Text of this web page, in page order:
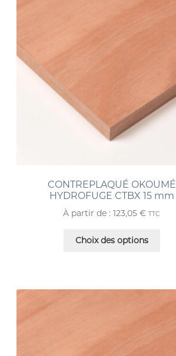
CONTREPLAQUÉ OKOUMÉ
HYDROFUGE CTBX 15 mm
À partir de :123,05€ TTC
Choix des options